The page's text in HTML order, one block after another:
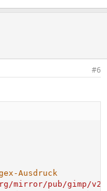
#6
Ausdruck
mirror/pub/gimp/